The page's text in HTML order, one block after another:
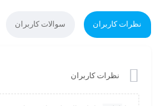
نظرات کاربران سوالات کاربران
نظرات کاربران